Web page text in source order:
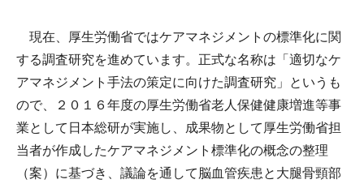
現在、厚生労働省ではケアマネジメントの標準化に関
する調査研究を進めています。正式な名称は「適切なケ
アマネジメント手法の策定に向けた調査研究」というも
ので、２０１６年度の厚生労働省老人保健健康増進等事
業として日本総研が実施し、成果物として厚生労働省担
当者が作成したケアマネジメント標準化の概念の整理
（案）に基づき、議論を通して脳血管疾患と大腿骨頸部